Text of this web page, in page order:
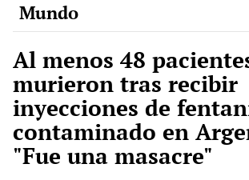
Mundo
Al menos 48
murieron tras recibir
inyecciones de
contaminado en
"Fue una masacre"